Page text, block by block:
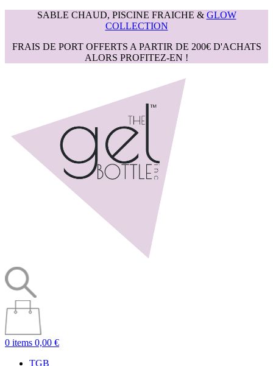
SABLE CHAUD, PISCINE FRAICHE & GLOW
COLLECTION
FRAIS DE PORT OFFERTS A PARTIR DE 200€ D'ACHATS
ALORS PROFITEZ-EN !
0 items 0,00 €
TGB